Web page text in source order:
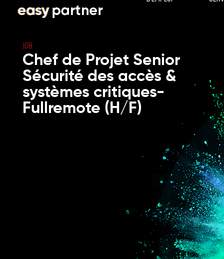
JOB
Chef de Projet Senior
Sécurité des accès &
systèmes critiques-
Fullremote (H/F)